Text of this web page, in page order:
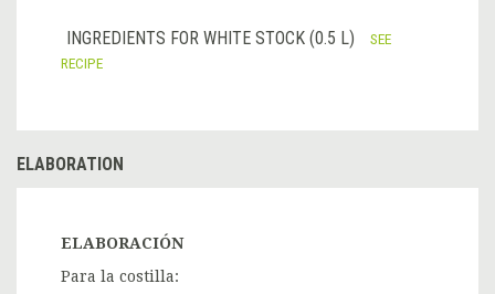
INGREDIENTS FOR WHITE STOCK (0.5 L)
SEE
RECIPE
ELABORATION
ELABORACIÓN
Para la costilla: